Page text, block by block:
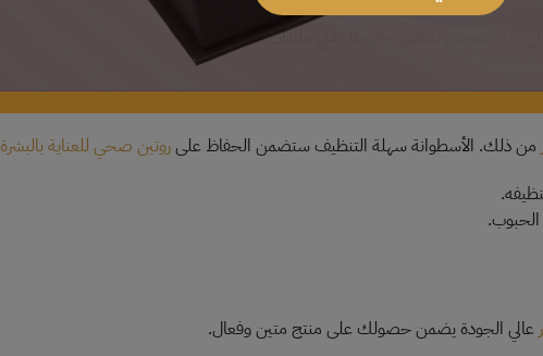
بعد التعرض لطقس حار مثل لبنان.
من ذلك. الأسطوانة سهلة التنظيف ستضمن الحفاظ علىروتين صحي للعناية بالبشرة
الحبوب.
عالي الجودة يضمن حصولك على منتج متين وفعال.